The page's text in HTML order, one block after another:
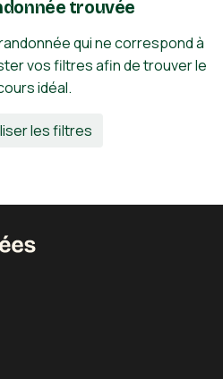
trouvée
qui ne correspond à
vos filtres afin de trouver le
idéal.
les filtres